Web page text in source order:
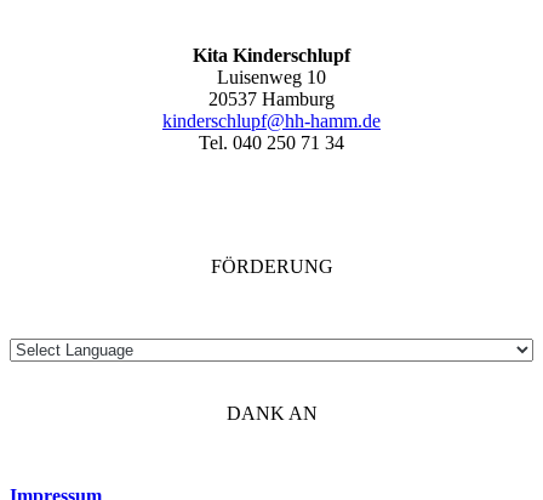
Kita Kinderschlupf
Luisenweg 10
20537 Hamburg
kinderschlupf@hh-hamm.de
Tel. 040 250 71 34
FÖRDERUNG
DANK AN
Impressum